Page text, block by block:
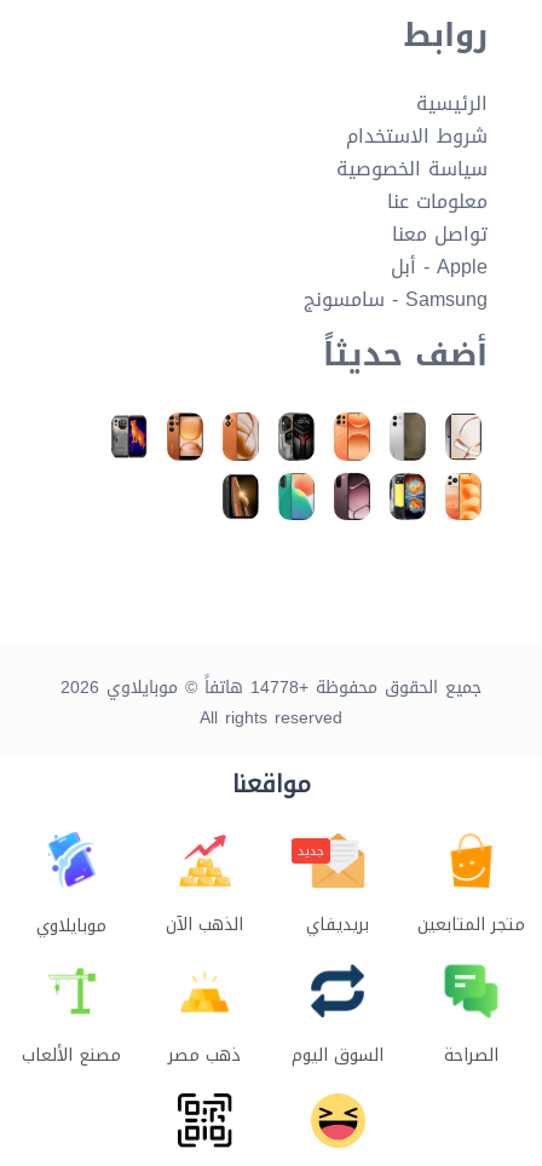
روابط
الرئيسية
شروط الاستخدام
سياسة الخصوصية
معلومات عنا
تواصل معنا
Apple - أبل
Samsung - سامسونج
أضف حديثاً
جميع الحقوق محفوظة +14778 هاتفاً © موبايلاوي 2026
All rights reserved